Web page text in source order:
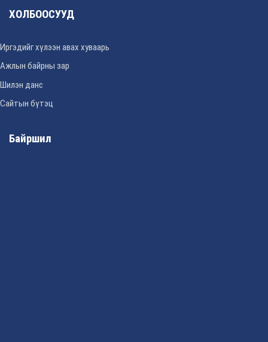
ХОЛБООСУУД
Иргэдийг хүлээн авах хуваарь
Ажлын байрны зар
Шилэн данс
Сайтын бүтэц
Байршил